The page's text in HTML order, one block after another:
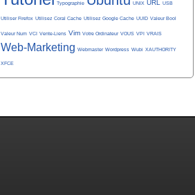
Typographie UNIX URL USB
Utiliser Firefox Utilisez Coral Cache Utilisez Google Cache UUID Valeur Bool
Valeur Num VCI Vente-Liens Vim Votre Ordinateur VOUS VPI VRAIS
Web-Marketing Webmaster Wordpress Wubi XAUTHORITY
XFCE